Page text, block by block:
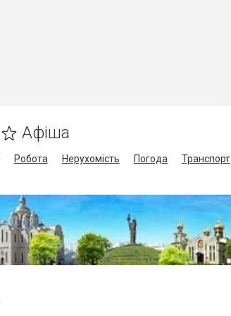
Афіша
Робота Нерухомість Погода Транспорт